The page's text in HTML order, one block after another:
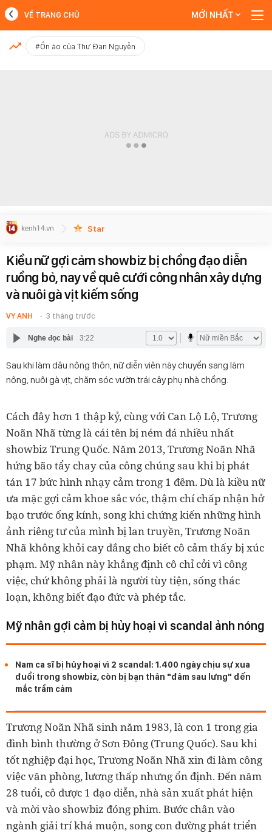
MỚI NHẤT
VỀ TRANG CHỦ MỚI NHẤT
#Ồn ào của Thư Đan Nguyễn
Star
Kiều nữ gợi cảm showbiz bị chồng đạo diễn
ruồng bỏ, nay về quê cưới công nhân xây dựng
và nuôi gà vịt kiếm sống
VY ANH 3 tháng trước
Nghe đọc bài 3:22
Sau khi làm dâu nông thôn, nữ diễn viên này chuyển sang làm
nông, nuôi gà vịt, chăm sóc vườn trái cây phụ nhà chồng.
Cách đây hơn 1 thập kỷ, cùng với Can Lộ Lộ, Trương
Noãn Nhã từng là cái tên bị ném đá nhiều nhất
showbiz Trung Quốc. Năm 2013, Trương Noãn Nhã
hứng bão tẩy chay của công chúng sau khi bị phát
tán 17 bức hình nhạy cảm trong 1 đêm. Dù là kiều nữ
ưa mặc gợi cảm khoe sắc vóc, thậm chí chấp nhận hở
bạo trước ống kính, song khi chứng kiến những hình
ảnh riêng tư của mình bị lan truyền, Trương Noãn
Nhã không khỏi cay đắng cho biết cô cảm thấy bị xúc
phạm. Mỹ nhân này khẳng định cô chỉ cởi vì công
việc, chứ không phải là người tùy tiện, sống thác
loạn, không biết đạo đức và phép tắc.
Mỹ nhân gợi cảm bị hủy hoại vì scandal ảnh nóng
Nam ca sĩ bị hủy hoại vì 2 scandal: 1.400 ngày chịu sự xua
đuổi trong showbiz, còn bị bạn thân "đâm sau lưng" đến
mắc trầm cảm
Trương Noãn Nhã sinh năm 1983, là con 1 trong gia
đình bình thường ở Sơn Đông (Trung Quốc). Sau khi
tốt nghiệp đại học, Trương Noãn Nhã xin đi làm công
việc văn phòng, lương thấp nhưng ổn định. Đến năm
28 tuổi, cô được 1 đạo diễn, nhà sản xuất phát hiện
và mời vào showbiz đóng phim. Bước chân vào
ngành giải trí khá muộn, song con đường phát triển